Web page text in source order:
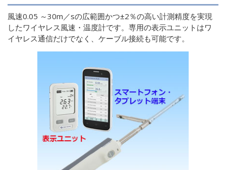
風速0.05 ～30m／sの広範囲かつ±2％の高い計測精度を実現
したワイヤレス風速・温度計です。専用の表示ユニットはワ
イヤレス通信だけでなく、ケーブル接続も可能です。